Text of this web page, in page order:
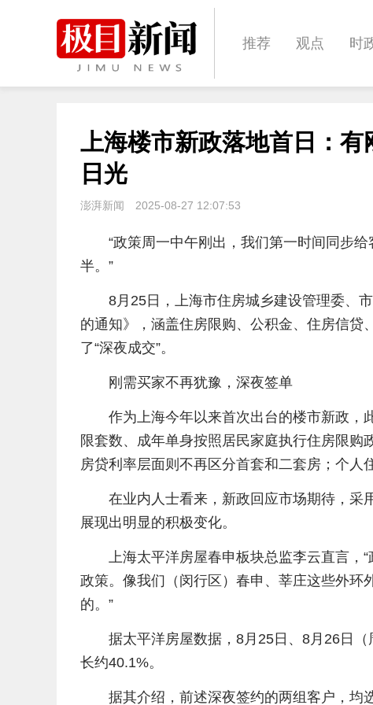
推荐 观点 时
体育 娱乐 影
上海楼市新政落地首日：
日光
澎湃新闻 2025-08-27 12:07:53
“政策周一中午刚出，我们第一时间同步
半。”
8月25日，上海市住房城乡建设管理委、
的通知》，涵盖住房限购、公积金、住房信
了“深夜成交”。
刚需买家不再犹豫，深夜签单
作为上海今年以来首次出台的楼市新政，
限套数、成年单身按照居民家庭执行住房限购
房贷利率层面则不再区分首套和二套房；个人
在业内人士看来，新政回应市场期待，采
展现出明显的积极变化。
上海太平洋房屋春申板块总监李云直言，
政策。像我们（闵行区）春申、莘庄这些外环
的。”
据太平洋房屋数据，8月25日、8月26日
长约40.1%。
据其介绍，前述深夜签约的两组客户，均